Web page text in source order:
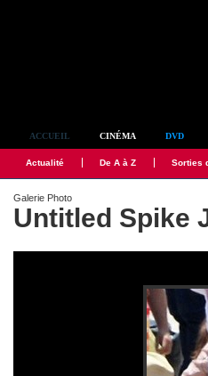
ACCUEIL CINÉMA DVD
Actualité De A à Z Sorties
Galerie Photo
Untitled Spike